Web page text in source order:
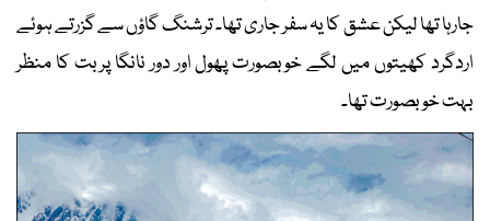
جارہا تھا لیکن عشق کا یہ سفر جاری تھا۔ ترشنگ گاؤں سے گزرتے ہوئے
اردگرد کھیتوں میں لگے خوبصورت پھول اور دور نانگا پربت کا منظر
بہت خوبصورت تھا۔